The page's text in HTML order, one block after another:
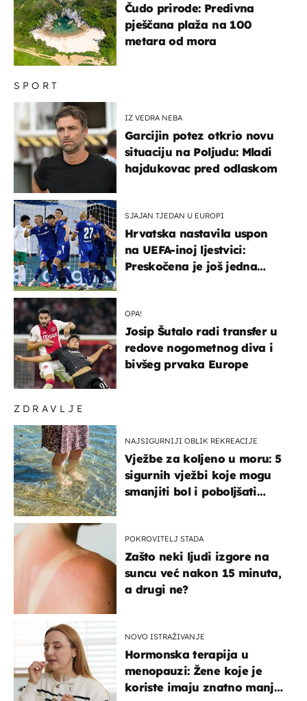
ZDRAVLJE
NAJSIGURNIJI OBLIK REKREACIJE
Vježbe za koljeno u moru: 5
sigurnih vježbi koje mogu
smanjiti bol i poboljšati
POKROVITELJ STADA
Zašto neki ljudi izgore na
suncu već nakon 15 minuta,
a drugi ne?
NOVO ISTRAŽIVANJE
Hormonska terapija u
menopauzi: Žene koje je
koriste imaju znatno manji
SPORT
IZ VEDRA NEBA
Garcijin potez otkrio novu
situaciju na Poljudu: Mladi
hajdukovac pred odlaskom
SJAJAN TJEDAN U EUROPI
Hrvatska nastavila uspon
na UEFA-inoj ljestvici:
Preskočena je još jedna
OPA!
Josip Šutalo radi transfer u
redove nogometnog diva i
bivšeg prvaka Europe
Čudo prirode: Predivna
pješčana plaža na 100
metara od mora